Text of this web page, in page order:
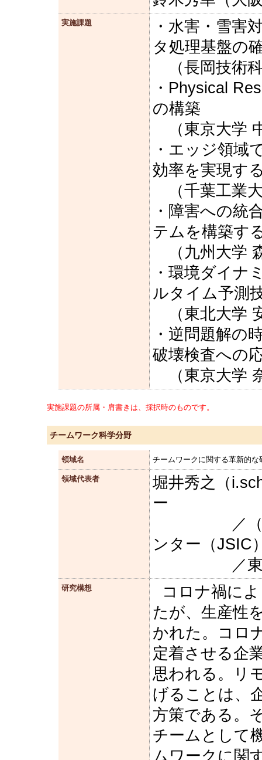
実施課題
・水害・雪害
タ処理基盤の
（長岡技術
・Physical
の構築
（東京大学
・エッジ領域
効率を実現す
（千葉工業
・障害への統
テムを構築す
（九州大学
・環境ダイナ
ルタイム予測
（東北大学
・逆問題解の
破壊検査への
（東京大学
実施課題の所属・肩書きは、採択時のものです。
チームワーク科学分野
領域名 チームワークに関する革新的
領域代表者
堀井秀之（
ー
／（一社
ンター（JSIC
／東京大
研究構想
コロナ禍に
たが、生産性
かれた。コロ
定着させる企
思われる。リ
げることは、
方策である。
チームとして
ムワークに関